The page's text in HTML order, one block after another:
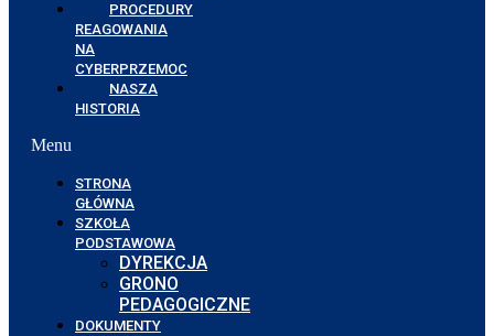
PROCEDURY
REAGOWANIA
NA
CYBERPRZEMOC
NASZA
HISTORIA
Menu
STRONA
GŁÓWNA
SZKOŁA
PODSTAWOWA
DYREKCJA
GRONO
PEDAGOGICZNE
DOKUMENTY